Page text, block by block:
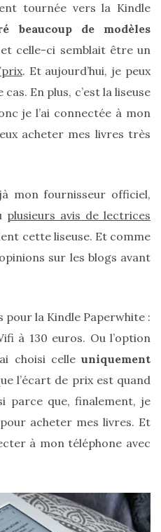
tournée vers la Kindle
beaucoup de modèles
celle-ci semblait être un
. Et aujourd’hui, je peux
En plus, c’est la liseuse
je l’ai connectée à mon
acheter mes livres très
mon fournisseur officiel,
plusieurs avis de lectrices
cette liseuse. Et comme
sur les blogs avant
pour la Kindle Paperwhite :
à 130 euros. Ou l’option
choisi celle uniquement
l’écart de prix est quand
parce que, finalement, je
acheter mes livres. Et
à mon téléphone avec